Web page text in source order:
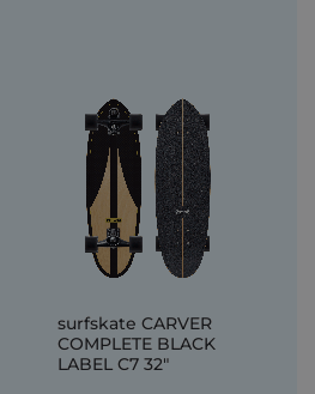
surfskate CARVER
COMPLETE BLACK
LABEL C7 32"